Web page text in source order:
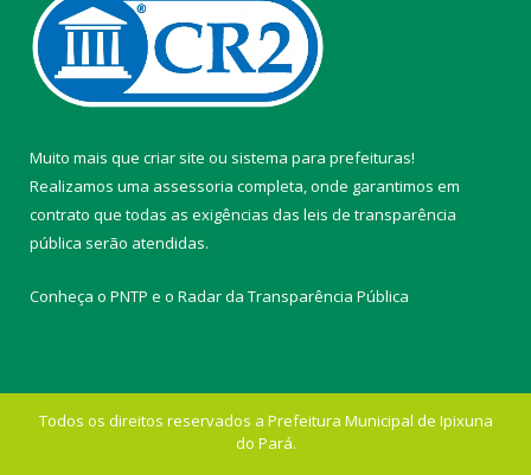
Muito mais que criar site ou sistema para prefeituras!
Realizamos uma assessoria completa, onde garantimos em
contrato que todas as exigências das leis de transparência
pública serão atendidas.
Conheça o PNTP e o Radar da Transparência Pública
Todos os direitos reservados a Prefeitura Municipal de Ipixuna
do Pará.